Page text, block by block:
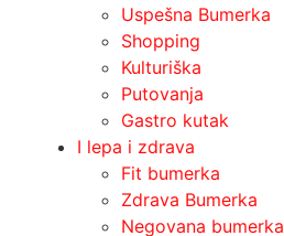
Uspešna Bumerka
Shopping
Kulturiška
Putovanja
Gastro kutak
I lepa i zdrava
Fit bumerka
Zdrava Bumerka
Negovana bumerka